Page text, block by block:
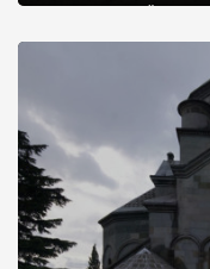
диктувати свої умови
Херсонесі
А потім було